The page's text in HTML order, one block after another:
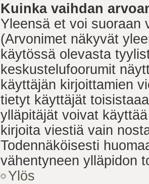
Kuinka vaihdan
Yleensä et voi suoraan
(Arvonimet näkyvät
käytössä olevasta
keskustelufoorumit
käyttäjän kirjoittamien
tietyt käyttäjät
ylläpitäjät voivat
kirjoita viestiä vain
Todennäköisesti
vähentyneen ylläpidon
Ylös